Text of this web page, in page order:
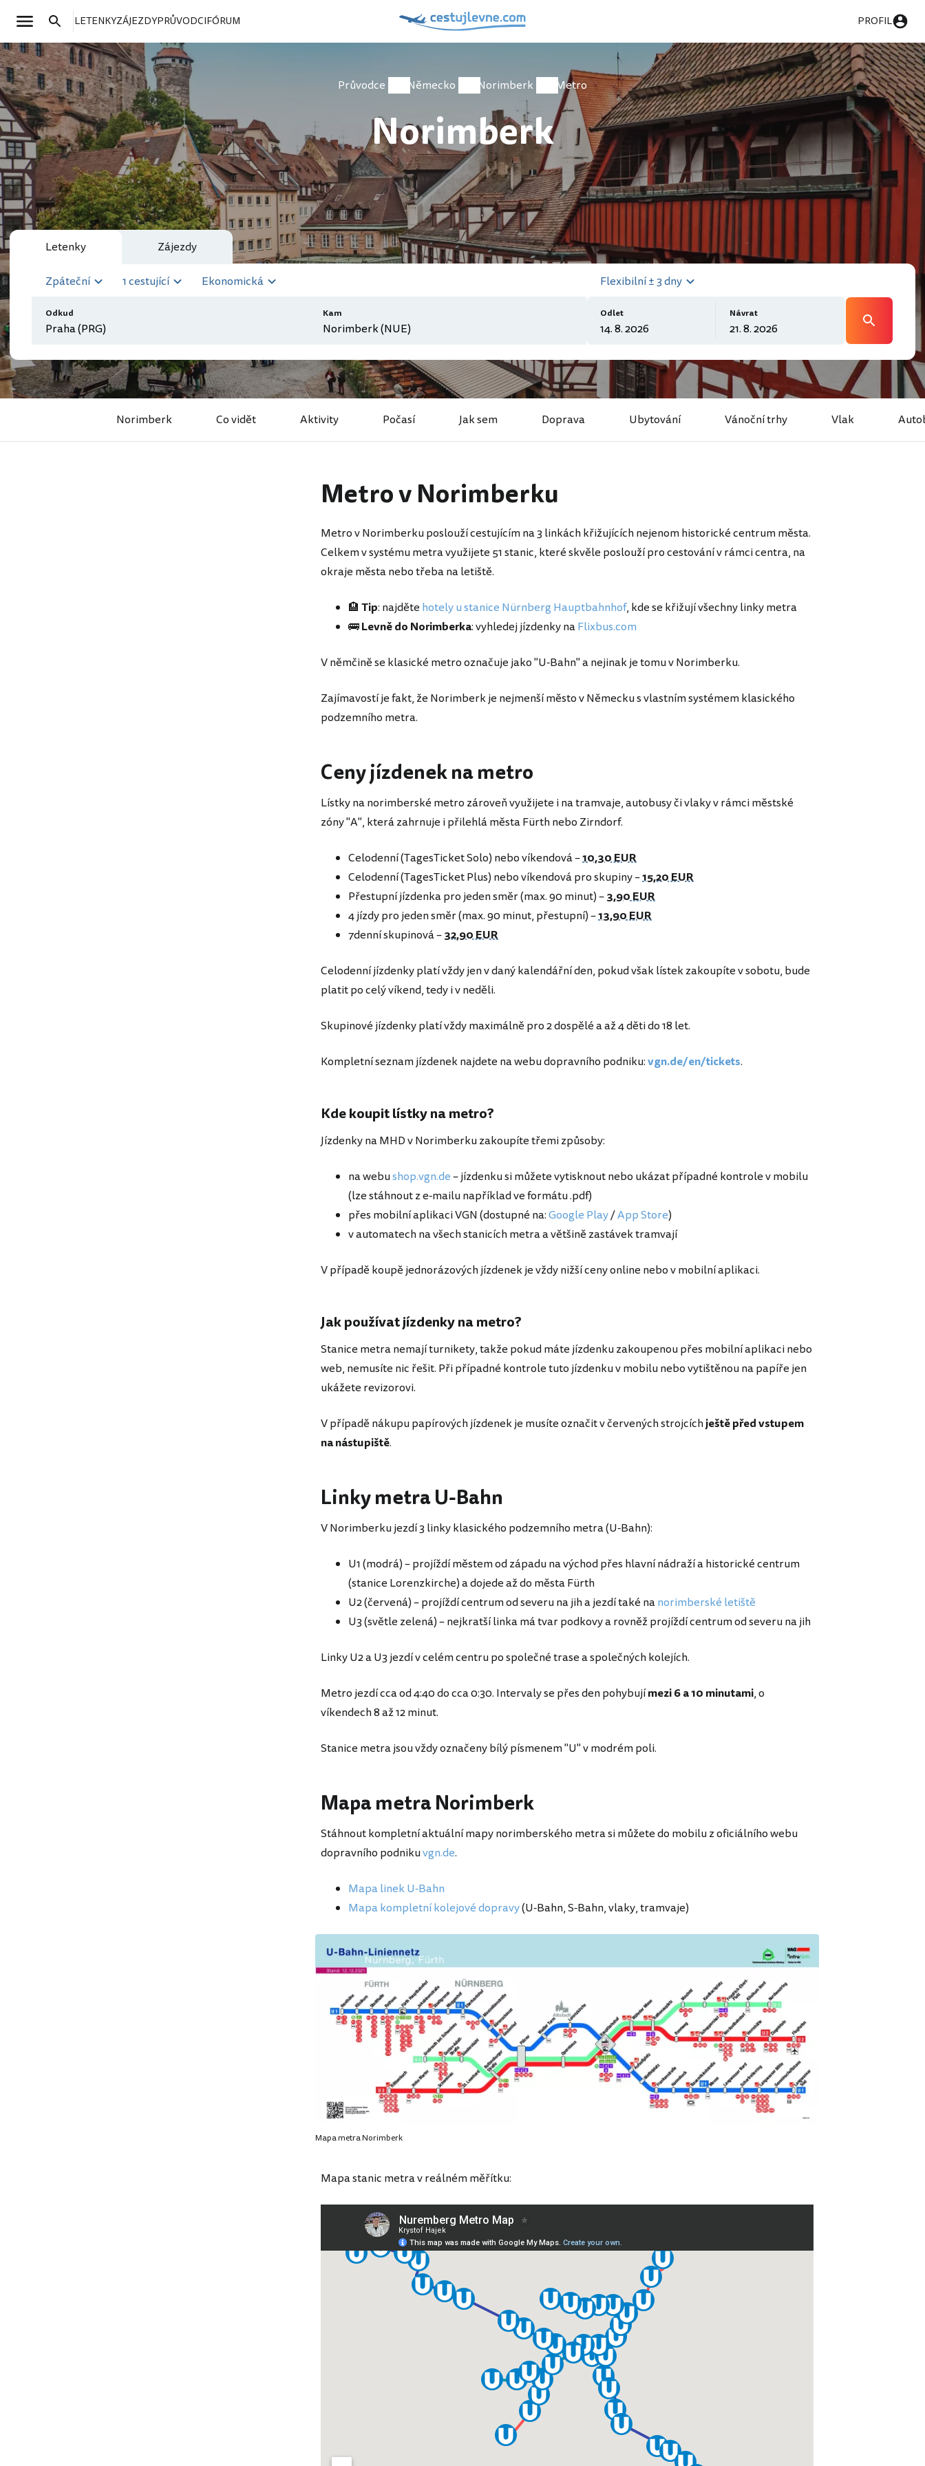
LETENKYZÁJEZDYPRŮVODCIFÓRUM PROFIL
Průvodce Německo Norimberk Metro
Norimberk
Letenky Zájezdy
Zpáteční 1 cestující Ekonomická
Odkud Kam
Flexibilní ± 3 dny
Odlet Návrat
Norimberk Co vidět Aktivity Počasí Jak sem Doprava Ubytování Vánoční trhy Vlak
Metro v Norimberku
Metro v Norimberku poslouží cestujícím na 3 linkách křižujících nejenom historické centrum města.
Celkem v systému metra využijete 51 stanic, které skvěle poslouží pro cestování v rámci centra, na
okraje města nebo třeba na letiště.
🏨 Tip: najděte hotely u stanice Nürnberg Hauptbahnhof, kde se křižují všechny linky metra
🚌Levně do Norimberka: vyhledej jízdenky naFlixbus.com
V němčině se klasické metro označuje jako "U-Bahn" a nejinak je tomu v Norimberku.
Zajímavostí je fakt, že Norimberk je nejmenší město v Německu s vlastním systémem klasického
podzemního metra.
Ceny jízdenek na metro
Lístky na norimberské metro zároveň využijete i na tramvaje, autobusy či vlaky v rámci městské
zóny "A", která zahrnuje i přilehlá města Fürth nebo Zirndorf.
Celodenní (TagesTicket Solo) nebo víkendová –10,30 EUR
Celodenní (TagesTicket Plus) nebo víkendová pro skupiny –15,20 EUR
Přestupní jízdenka pro jeden směr (max. 90 minut) –3,90 EUR
4 jízdy pro jeden směr (max. 90 minut, přestupní) –13,90 EUR
7denní skupinová –32,90 EUR
Celodenní jízdenky platí vždy jen v daný kalendářní den, pokud však lístek zakoupíte v sobotu, bude
platit po celý víkend, tedy i v neděli.
Skupinové jízdenky platí vždy maximálně pro 2 dospělé a až 4 děti do 18 let.
Kompletní seznam jízdenek najdete na webu dopravního podniku:vgn.de/en/tickets.
Kde koupit lístky na metro?
Jízdenky na MHD v Norimberku zakoupíte třemi způsoby:
na webushop.vgn.de– jízdenku si můžete vytisknout nebo ukázat případné kontrole v mobilu
(lze stáhnout z e-mailu například ve formátu .pdf)
přes mobilní aplikaci VGN (dostupné na:Google Play/App Store)
v automatech na všech stanicích metra a většině zastávek tramvají
V případě koupě jednorázových jízdenek je vždy nižší ceny online nebo v mobilní aplikaci.
Jak používat jízdenky na metro?
Stanice metra nemají turnikety, takže pokud máte jízdenku zakoupenou přes mobilní aplikaci nebo
web, nemusíte nic řešit. Při případné kontrole tuto jízdenku v mobilu nebo vytištěnou na papíře jen
ukážete revizorovi.
V případě nákupu papírových jízdenek je musíte označit v červených strojcíchještě před vstupem
na nástupiště.
Linky metra U-Bahn
V Norimberku jezdí 3 linky klasického podzemního metra (U-Bahn):
U1 (modrá) – projíždí městem od západu na východ přes hlavní nádraží a historické centrum
(stanice Lorenzkirche) a dojede až do města Fürth
U2 (červená) – projíždí centrum od severu na jih a jezdí také nanorimberské letiště
U3 (světle zelená) – nejkratší linka má tvar podkovy a rovněž projíždí centrum od severu na jih
Linky U2 a U3 jezdí v celém centru po společné trase a společných kolejích.
Metro jezdí cca od 4:40 do cca 0:30. Intervaly se přes den pohybujímezi 6 a 10 minutami, o
víkendech 8 až 12 minut.
Stanice metra jsou vždy označeny bílý písmenem "U" v modrém poli.
Mapa metra Norimberk
Stáhnout kompletní aktuální mapy norimberského metra si můžete do mobilu z oficiálního webu
dopravního podnikuvgn.de.
Mapa linek U-Bahn
Mapa kompletní kolejové dopravy(U-Bahn, S-Bahn, vlaky, tramvaje)
Mapa metra Norimberk
Mapa stanic metra v reálném měřítku: